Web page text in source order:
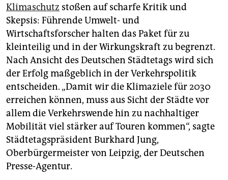
fragen & hilfe
unterstützen
abo
genossenschaft
epaper login
Klimaschutz stoßen auf scharfe Kritik und
Skepsis: Führende Umwelt- und
Wirtschaftsforscher halten das Paket für zu
kleinteilig und in der Wirkungskraft zu begrenzt.
Nach Ansicht des Deutschen Städtetags wird sich
der Erfolg maßgeblich in der Verkehrspolitik
entscheiden. „Damit wir die Klimaziele für 2030
erreichen können, muss aus Sicht der Städte vor
allem die Verkehrswende hin zu nachhaltiger
Mobilität viel stärker auf Touren kommen“, sagte
Städtetagspräsident Burkhard Jung,
Oberbürgermeister von Leipzig, der Deutschen
Presse-Agentur.